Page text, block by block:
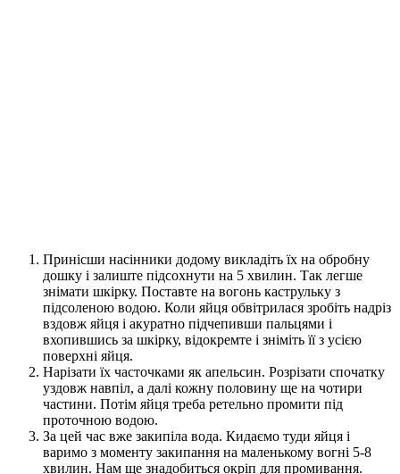
Принісши насінники додому викладіть їх на обробну
дошку і залиште підсохнути на 5 хвилин. Так легше
знімати шкірку. Поставте на вогонь каструльку з
підсоленою водою. Коли яйця обвітрилася зробіть надріз
вздовж яйця і акуратно підчепивши пальцями і
вхопившись за шкірку, відокремте і зніміть її з усією
поверхні яйця.
Нарізати їх часточками як апельсин. Розрізати спочатку
уздовж навпіл, а далі кожну половину ще на чотири
частини. Потім яйця треба ретельно промити під
проточною водою.
За цей час вже закипіла вода. Кидаємо туди яйця і
варимо з моменту закипання на маленькому вогні 5-8
хвилин. Нам ще знадобиться окріп для промивання.